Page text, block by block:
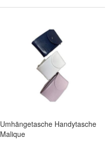
Umhängetasche Handytasche
Malique